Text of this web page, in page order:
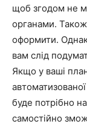
щоб згодом не
органами.
оформити.
вам слід
Якщо у ваші
буде потрібно
самостійно